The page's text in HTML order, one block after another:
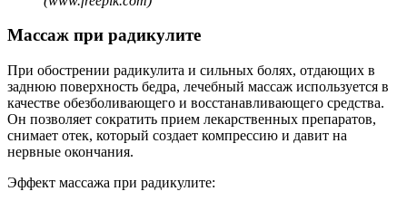
Массаж при радикулите
При обострении радикулита и сильных болях, отдающих в
заднюю поверхность бедра, лечебный массаж используется в
качестве обезболивающего и восстанавливающего средства.
Он позволяет сократить прием лекарственных препаратов,
снимает отек, который создает компрессию и давит на
нервные окончания.
Эффект массажа при радикулите: